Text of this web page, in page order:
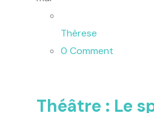
Thèrese
0 Comment
Théâtre : Le